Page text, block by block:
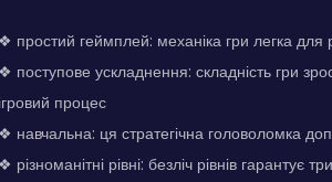
❖ простий геймплей: механіка гри легка для
❖ поступове ускладнення: складність гри
ігровий процес
❖ навчальна: ця стратегічна головоломка
❖ різноманітні рівні: безліч рівнів гарантує